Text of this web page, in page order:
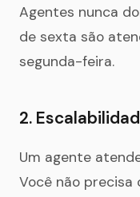
Agentes nunca
de sexta são
segunda-feira.
2.
Um agente
Você não